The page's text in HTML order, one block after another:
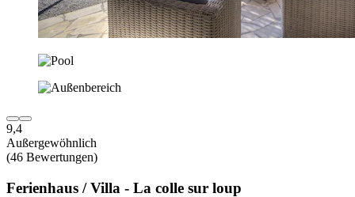
9,4
Außergewöhnlich
(46 Bewertungen)
Ferienhaus / Villa - La colle sur loup